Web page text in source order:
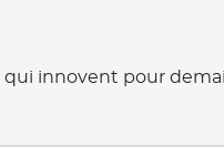
qui innovent pour